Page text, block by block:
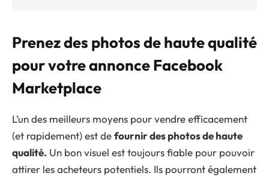
Prenez des photos de haute qualité
pour votre annonce Facebook
Marketplace
L’un des meilleurs moyens pour vendre efficacement
(et rapidement) est defournir des photos de haute
qualité. Un bon visuel est toujours fiable pour pouvoir
attirer les acheteurs potentiels. Ils pourront également